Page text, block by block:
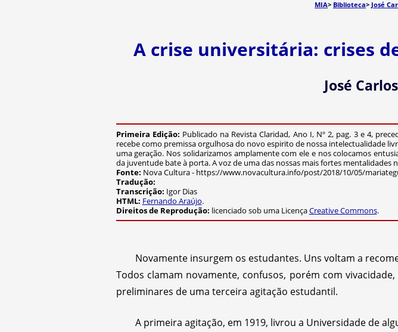
MIA> Biblioteca> José
A crise universitária: crises
José
Primeira Edição: Publicado na Revista Claridad, Ano I, Nº 2, pag. 3 e 4,
recebe como premissa orgulhosa do novo espirito de nossa intelectualidade
uma geração. Nos solidarizamos amplamente com ele e nos colocamos
da juventude bate à porta. A voz de uma das nossas mais fortes mentalidades
Fonte: Nova Cultura - https://www.novacultura.info/post/2018/10/05/
Tradução:
Transcrição: Igor Dias
HTML: Fernando Araújo.
Direitos de Reprodução: licenciado sob uma LicençaCreative Commons.
Novamente insurgem os estudantes. Uns voltam a
Todos clamam novamente, confusos, porém com
preliminares de uma terceira agitação estudantil.
A primeira agitação, em 1919, livrou a Universidade de